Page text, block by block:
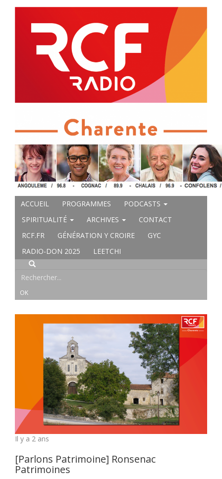
ACCUEIL PROGRAMMES
PODCASTS
SPIRITUALITÉ
ARCHIVES
CONTACT
RCF.FR
GÉNÉRATION Y CROIRE
GYC
RADIO-DON 2025
LEETCHI
Il y a 2 ans
[Parlons Patrimoine] Ronsenac
Patrimoines